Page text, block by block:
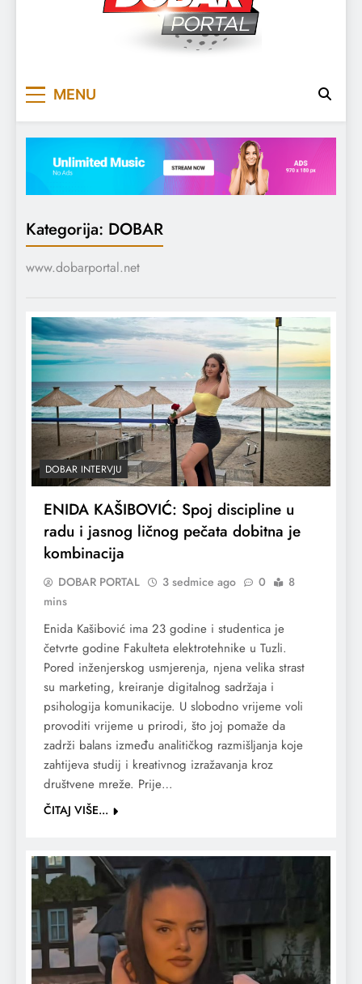
MENU
Kategorija: DOBAR
www.dobarportal.net
DOBAR INTERVJU
ENIDA KAŠIBOVIĆ: Spoj discipline u
radu i jasnog ličnog pečata dobitna je
kombinacija
DOBAR PORTAL 3 sedmice ago 0
8
mins
Enida Kašibović ima 23 godine i studentica je
četvrte godine Fakulteta elektrotehnike u Tuzli.
Pored inženjerskog usmjerenja, njena velika strast
su marketing, kreiranje digitalnog sadržaja i
psihologija komunikacije. U slobodno vrijeme voli
provoditi vrijeme u prirodi, što joj pomaže da
zadrži balans između analitičkog razmišljanja koje
zahtijeva studij i kreativnog izražavanja kroz
društvene mreže. Prije…
ČITAJ VIŠE...